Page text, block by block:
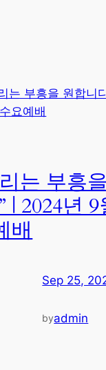
는 부흥
| 2024년
배
Sep 25,
byadmin